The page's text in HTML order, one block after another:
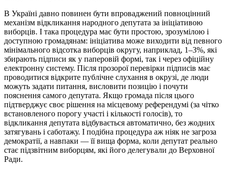
В Україні давно повинен бути впроваджений повноцінний
механізм відкликання народного депутата за ініціативою
виборців. І така процедура має бути простою, зрозумілою і
доступною громадянам: ініціатива може виходити від певного
мінімального відсотка виборців округу, наприклад, 1–3%, які
збирають підписи як у паперовій формі, так і через офіційну
електронну систему. Після прозорої перевірки підписів має
проводитися відкрите публічне слухання в окрузі, де люди
можуть задати питання, висловити позицію і почути
пояснення самого депутата. Якщо громада після цього
підтверджує своє рішення на місцевому референдумі (за чітко
встановленого порогу участі і кількості голосів), то
відкликання депутата відбувається автоматично, без жодних
затягувань і саботажу. І подібна процедура аж ніяк не загроза
демократії, а навпаки — її вища форма, коли депутат реально
стає підзвітним виборцям, які його делегували до Верховної
Ради.